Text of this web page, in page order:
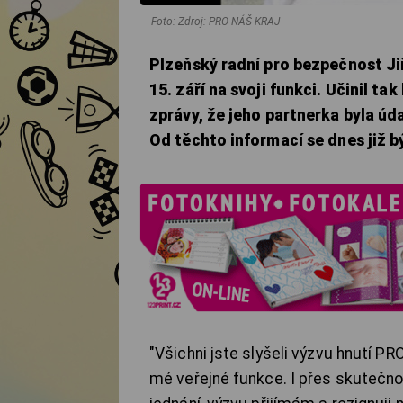
Foto: Zdroj: PRO NÁŠ KRAJ
Plzeňský radní pro bezpečnost
15. září na svoji funkci. Učinil
zprávy, že jeho partnerka byla
Od těchto informací se dnes již
"Všichni jste slyšeli výzvu hnutí
mé veřejné funkce. I přes